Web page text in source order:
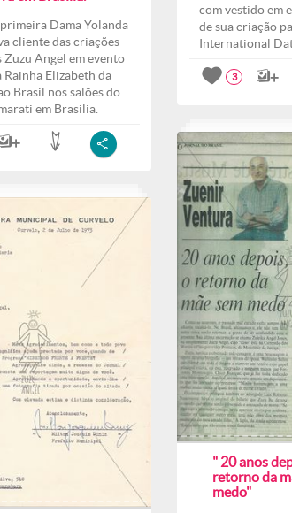
com vestido em
de sua criação
International
3
Dama Yolanda
cliente das criações
Zuzu Angel em evento
Rainha Elizabeth da
Brasil nos salões do
em Brasilia.
" 20 anos
retorno da
medo"